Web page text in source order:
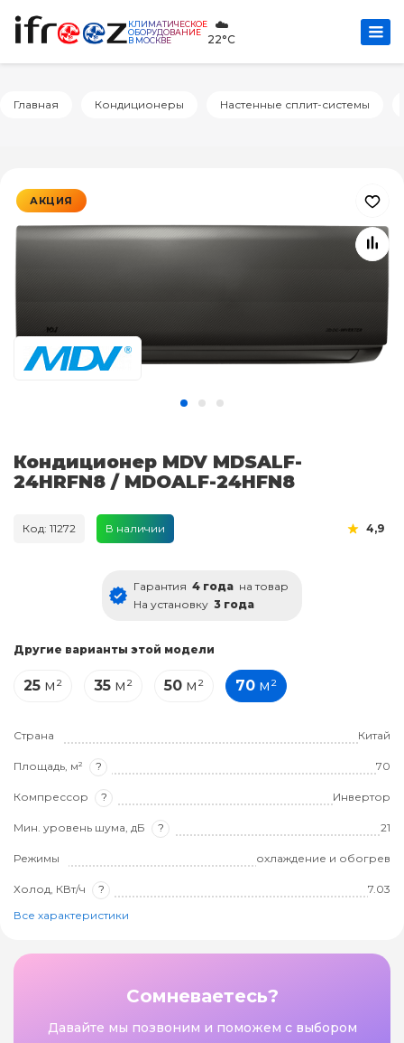
КЛИМАТИЧЕСКОЕ
ОБОРУДОВАНИЕ
В МОСКВЕ
☁️
22°C
Главная Кондиционеры Настенные сплит-системы
АКЦИЯ
Кондиционер MDV MDSALF-
24HRFN8 / MDOALF-24HFN8
Код: 11272 В наличии 4,9
Гарантия 4 года на товар
На установку 3 года
Другие варианты этой модели
25 м² 35 м² 50 м² 70 м²
Страна Китай
Площадь, м² ? 70
Компрессор ? Инвертор
Мин. уровень шума, дБ ? 21
Режимы охлаждение и обогрев
Холод, КВт/ч ?
7.03
Все характеристики
Сомневаетесь?
Давайте мы позвоним и поможем с выбором